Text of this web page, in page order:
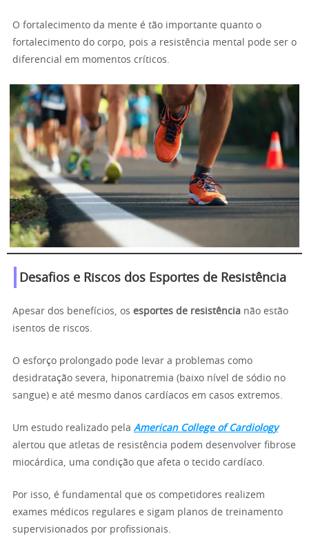
O fortalecimento da mente é tão importante quanto o
fortalecimento do corpo, pois a resistência mental pode ser o
diferencial em momentos críticos.
Desafios e Riscos dos Esportes de Resistência
Apesar dos benefícios, os esportes de resistência não estão
isentos de riscos.
O esforço prolongado pode levar a problemas como
desidratação severa, hiponatremia (baixo nível de sódio no
sangue) e até mesmo danos cardíacos em casos extremos.
Um estudo realizado pela American College of Cardiology
alertou que atletas de resistência podem desenvolver fibrose
miocárdica, uma condição que afeta o tecido cardíaco.
Por isso, é fundamental que os competidores realizem
exames médicos regulares e sigam planos de treinamento
supervisionados por profissionais.